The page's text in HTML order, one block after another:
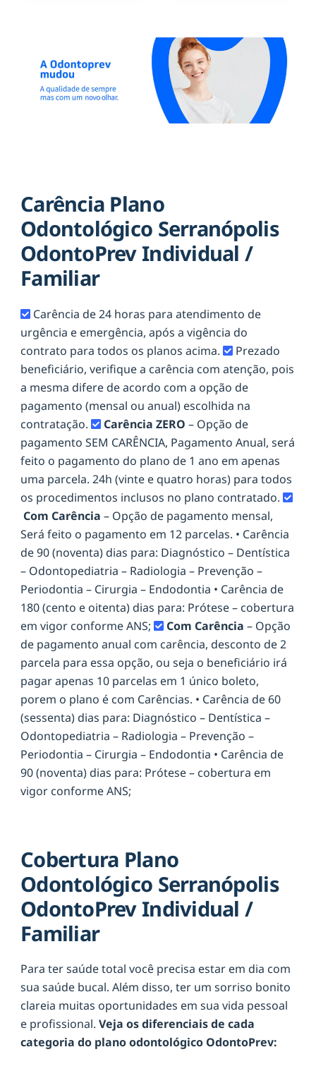
Carência Plano
Odontológico Serranópolis
OdontoPrev Individual /
Familiar
Carência de 24 horas para atendimento de
urgência e emergência, após a vigência do
contrato para todos os planos acima.
Prezado
beneficiário, verifique a carência com atenção, pois
a mesma difere de acordo com a opção de
pagamento (mensal ou anual) escolhida na
contratação.
Carência ZERO – Opção de
pagamento SEM CARÊNCIA, Pagamento Anual, será
feito o pagamento do plano de 1 ano em apenas
uma parcela. 24h (vinte e quatro horas) para todos
os procedimentos inclusos no plano contratado.
Com Carência – Opção de pagamento mensal,
Será feito o pagamento em 12 parcelas. • Carência
de 90 (noventa) dias para: Diagnóstico – Dentística
– Odontopediatria – Radiologia – Prevenção –
Periodontia – Cirurgia – Endodontia • Carência de
180 (cento e oitenta) dias para: Prótese – cobertura
em vigor conforme ANS;
Com Carência – Opção
de pagamento anual com carência, desconto de 2
parcela para essa opção, ou seja o beneficiário irá
pagar apenas 10 parcelas em 1 único boleto,
porem o plano é com Carências. • Carência de 60
(sessenta) dias para: Diagnóstico – Dentística –
Odontopediatria – Radiologia – Prevenção –
Periodontia – Cirurgia – Endodontia • Carência de
90 (noventa) dias para: Prótese – cobertura em
vigor conforme ANS;
Cobertura Plano
Odontológico Serranópolis
OdontoPrev Individual /
Familiar
Para ter saúde total você precisa estar em dia com
sua saúde bucal. Além disso, ter um sorriso bonito
clareia muitas oportunidades em sua vida pessoal
e profissional. Veja os diferenciais de cada
categoria do plano odontológico OdontoPrev: